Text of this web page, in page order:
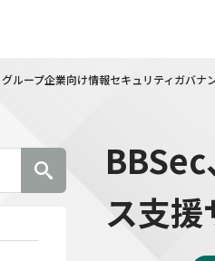
ループ企業向け情報セキュリティガバナ
ス支